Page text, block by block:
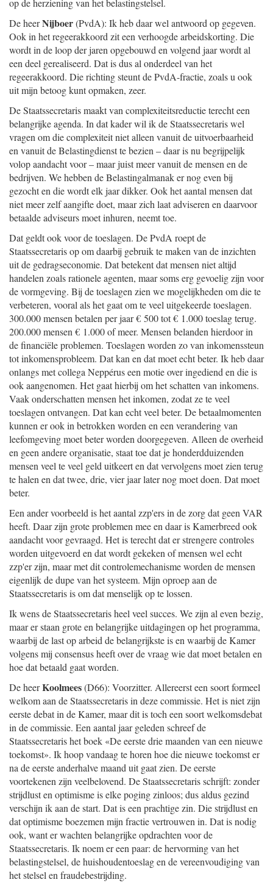
op de herziening van het belastingstelsel.
De heerNijboer(PvdA): Ik heb daar wel antwoord op gegeven.
Ook in het regeerakkoord zit een verhoogde arbeidskorting. Die
wordt in de loop der jaren opgebouwd en volgend jaar wordt al
een deel gerealiseerd. Dat is dus al onderdeel van het
regeerakkoord. Die richting steunt de PvdA-fractie, zoals u ook
uit mijn betoog kunt opmaken, zeer.
De Staatssecretaris maakt van complexiteitsreductie terecht een
belangrijke agenda. In dat kader wil ik de Staatssecretaris wel
vragen om die complexiteit niet alleen vanuit de uitvoerbaarheid
en vanuit de Belastingdienst te bezien – daar is nu begrijpelijk
volop aandacht voor – maar juist meer vanuit de mensen en de
bedrijven. We hebben de Belastingalmanak er nog even bij
gezocht en die wordt elk jaar dikker. Ook het aantal mensen dat
niet meer zelf aangifte doet, maar zich laat adviseren en daarvoor
betaalde adviseurs moet inhuren, neemt toe.
Dat geldt ook voor de toeslagen. De PvdA roept de
Staatssecretaris op om daarbij gebruik te maken van de inzichten
uit de gedragseconomie. Dat betekent dat mensen niet altijd
handelen zoals rationele agenten, maar soms erg gevoelig zijn voor
de vormgeving. Bij de toeslagen zien we mogelijkheden om die te
verbeteren, vooral als het gaat om te veel uitgekeerde toeslagen.
300.000 mensen betalen per jaar € 500 tot € 1.000 toeslag terug.
200.000 mensen € 1.000 of meer. Mensen belanden hierdoor in
de financiële problemen. Toeslagen worden zo van inkomenssteun
tot inkomensprobleem. Dat kan en dat moet echt beter. Ik heb daar
onlangs met collega Neppérus een motie over ingediend en die is
ook aangenomen. Het gaat hierbij om het schatten van inkomens.
Vaak onderschatten mensen het inkomen, zodat ze te veel
toeslagen ontvangen. Dat kan echt veel beter. De betaalmomenten
kunnen er ook in betrokken worden en een verandering van
leefomgeving moet beter worden doorgegeven. Alleen de overheid
en geen andere organisatie, staat toe dat je honderdduizenden
mensen veel te veel geld uitkeert en dat vervolgens moet zien terug
te halen en dat twee, drie, vier jaar later nog moet doen. Dat moet
beter.
Een ander voorbeeld is het aantal zzp'ers in de zorg dat geen VAR
heeft. Daar zijn grote problemen mee en daar is Kamerbreed ook
aandacht voor gevraagd. Het is terecht dat er strengere controles
worden uitgevoerd en dat wordt gekeken of mensen wel echt
zzp'er zijn, maar met dit controlemechanisme worden de mensen
eigenlijk de dupe van het systeem. Mijn oproep aan de
Staatssecretaris is om dat menselijk op te lossen.
Ik wens de Staatssecretaris heel veel succes. We zijn al even bezig,
maar er staan grote en belangrijke uitdagingen op het programma,
waarbij de last op arbeid de belangrijkste is en waarbij de Kamer
volgens mij consensus heeft over de vraag wie dat moet betalen en
hoe dat betaald gaat worden.
De heerKoolmees(D66): Voorzitter. Allereerst een soort formeel
welkom aan de Staatssecretaris in deze commissie. Het is niet zijn
eerste debat in de Kamer, maar dit is toch een soort welkomsdebat
in de commissie. Een aantal jaar geleden schreef de
Staatssecretaris het boek «De eerste drie maanden van een nieuwe
toekomst». Ik hoop vandaag te horen hoe die nieuwe toekomst er
na de eerste anderhalve maand uit gaat zien. De eerste
voortekenen zijn veelbelovend. De Staatssecretaris schrijft: zonder
strijdlust en optimisme is elke poging zinloos; dus aldus gezind
verschijn ik aan de start. Dat is een prachtige zin. Die strijdlust en
dat optimisme boezemen mijn fractie vertrouwen in. Dat is nodig
ook, want er wachten belangrijke opdrachten voor de
Staatssecretaris. Ik noem er een paar: de hervorming van het
belastingstelsel, de huishoudentoeslag en de vereenvoudiging van
het stelsel en fraudebestrijding.